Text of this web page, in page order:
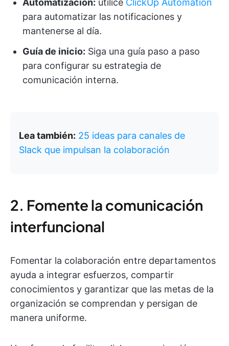
Automatización: utilice ClickUp Automation
para automatizar las notificaciones y
mantenerse al día.
Guía de inicio: Siga una guía paso a paso
para configurar su estrategia de
comunicación interna.
Lea también: 25 ideas para canales de
Slack que impulsan la colaboración
2. Fomente la comunicación
interfuncional
Fomentar la colaboración entre departamentos
ayuda a integrar esfuerzos, compartir
conocimientos y garantizar que las metas de la
organización se comprendan y persigan de
manera uniforme.